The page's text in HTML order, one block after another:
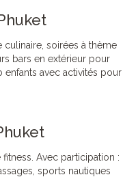
soirées à thème
bars en extérieur pour
enfants avec activités pour
Avec participation :
sports nautiques